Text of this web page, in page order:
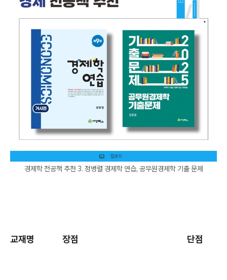
경제학 전공책 추천 3. 정병렬 경제학 연습, 공무원경제학 기출 문제
교재명 장점 단점